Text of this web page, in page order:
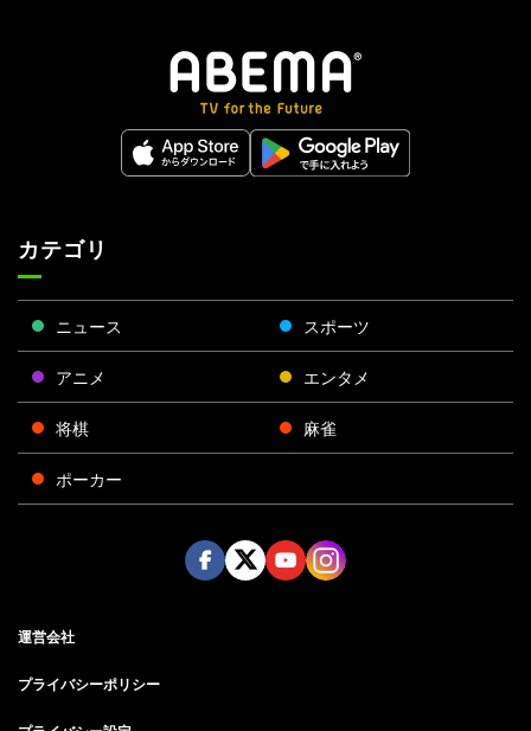
カテゴリ
ニュース スポーツ
アニメ エンタメ
将棋 麻雀
ポーカー
運営会社
プライバシーポリシー